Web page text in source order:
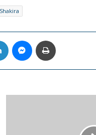
Shakira
LinkedIn Messenger